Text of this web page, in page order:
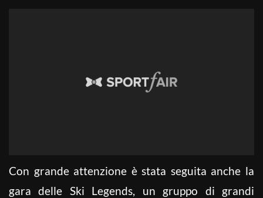
Con grande attenzione è stata seguita anche la
gara delle Ski Legends, un gruppo di grandi